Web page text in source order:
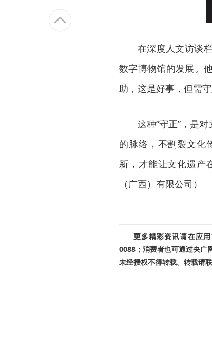
在深度人文访谈
数字博物馆的发展。
助，这是好事，但需
这种“守正”，是
的脉络，不割裂文化
新，才能让文化遗产
（广西）有限公司）
更多精彩资讯请在应
0088；消费者也可通过央广
未经授权不得转载。转载请